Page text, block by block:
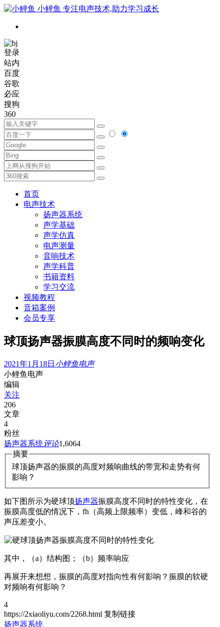
小鲤鱼 专注电声技术,助力学习成长
登录
站内
百度
谷歌
必应
搜狗
360
首页
电声技术
扬声器系统
声学基础
声学仿真
电声测量
音响技术
声学科普
书籍资料
学习交流
视频教程
音箱案例
会员专享
球顶扬声器振膜高度不同时的频响变化
2021年1月18日 小鲤鱼电声
小鲤鱼电声
编辑
关注
206
文章
4
粉丝
扬声器系统评论1,6064
摘要
球顶扬声器的振膜的高度对频响曲线的带宽和走势有何
影响？
如下图所示为硬球顶扬声器振膜高度不同时的特性变化，在
振膜高度低的情况下，fh（高频上限频率）变低，峰和谷的
声压差变小。
其中，（a）结构图；（b）频率响应
再展开来想想，振膜的高度对指向性有何影响？振膜的软硬
对频响有何影响？
4
https://2xiaoliyu.com/2268.html 复制链接
扬声器系统